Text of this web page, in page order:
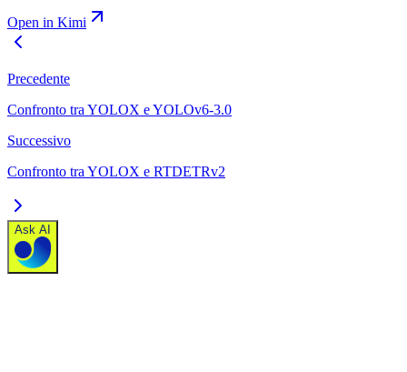
Open in Kimi
Precedente
Confronto tra YOLOX e YOLOv6-3.0
Successivo
Confronto tra YOLOX e RTDETRv2
Ask AI